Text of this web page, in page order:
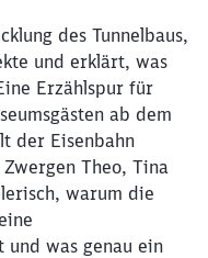
des Tunnelbaus,
und erklärt, was
Erzählspur für
ab dem
der Eisenbahn
Theo, Tina
warum die
und was genau ein